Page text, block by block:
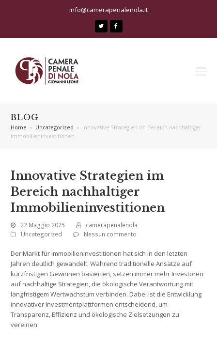
info@camerapenalenola.it
Twitter
BLOG
Home » Uncategorized » Innovative Strategien im Bereich nachhaltiger
Immobilieninvestitionen
Innovative Strategien im
Bereich nachhaltiger
Immobilieninvestitionen
22 Maggio 2025
camerapenalenola
Uncategorized
Nessun commento
Der Markt für Immobilieninvestitionen hat sich in den letzten
Jahren deutlich gewandelt. Während traditionelle Ansätze auf
kurzfristigen Gewinnen basierten, setzen immer mehr Investoren
auf nachhaltige Strategien, die ökologische Verantwortung mit
langfristigem Wertwachstum verbinden. Dabei ist die Entwicklung
innovativer Investmentplattformen entscheidend, um
Transparenz, Effizienz und ökologische Zielsetzungen zu
vereinen.